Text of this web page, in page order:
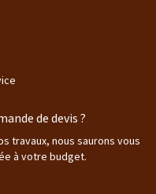
de devis ?
travaux, nous saurons vous
à votre budget.